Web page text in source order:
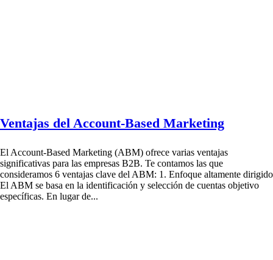
Ventajas del Account-Based Marketing
El Account-Based Marketing (ABM) ofrece varias ventajas
significativas para las empresas B2B. Te contamos las que
consideramos 6 ventajas clave del ABM: 1. Enfoque altamente dirigido
El ABM se basa en la identificación y selección de cuentas objetivo
específicas. En lugar de...